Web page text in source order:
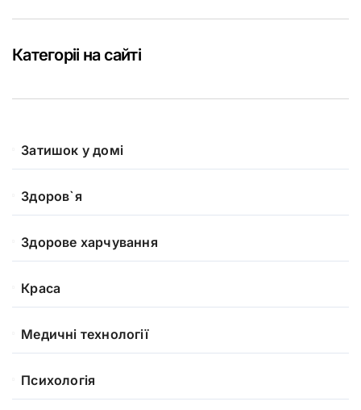
Категоріі на сайті
Затишок у домі
Здоров`я
Здорове харчування
Краса
Медичні технології
Психологія